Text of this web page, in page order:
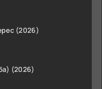
(2026)
(2026)